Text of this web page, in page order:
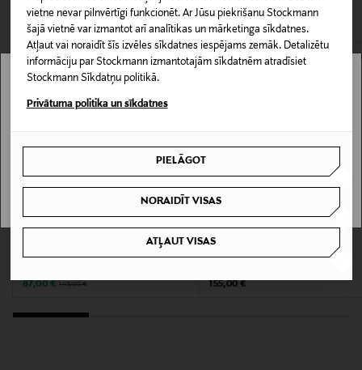
vietne nevar pilnvērtīgi funkcionēt. Ar Jūsu piekrišanu Stockmann
šajā vietnē var izmantot arī analītikas un mārketinga sīkdatnes.
Atļaut vai noraidīt šīs izvēles sīkdatnes iespējams zemāk. Detalizētu
informāciju par Stockmann izmantotajām sīkdatnēm atradīsiet
Stockmann Sīkdatņu politikā.
Privātuma politika un sīkdatnes
PIELĀGOT
NORAIDĪT VISAS
ATĻAUT VISAS
Šī daudzpusīgā blūze labi sader ar daudziem tērpiem.
LASĪT VAIRĀK
Materiāls
81% liocels, 19% poliesters
Mazgāt veļasmašīnā
Krāsa
TURCIJA
Ražotāja daļas numurs
Piegāde uz saņemšanas punktu
0,00 € – 4,90 €
CITI KLIENTI SKATĪJĀS ARĪ
Discounted Price
87,00 € Original Price
145,00 €
Original Price
155,00 €
Stockmann nav pieejams tavā valstī.
I UNDERSTAND